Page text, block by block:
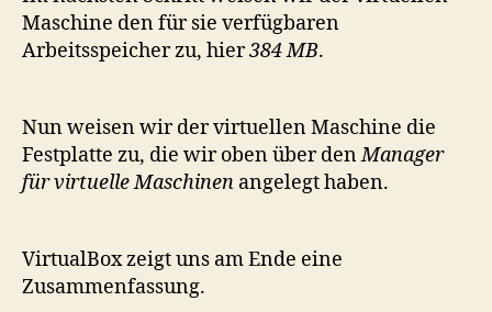
Maschine den für sie verfügbaren
Arbeitsspeicher zu, hier384 MB.
Nun weisen wir der virtuellen Maschine die
Festplatte zu, die wir oben über denManager
für virtuelle Maschinen angelegt haben.
VirtualBox zeigt uns am Ende eine
Zusammenfassung.